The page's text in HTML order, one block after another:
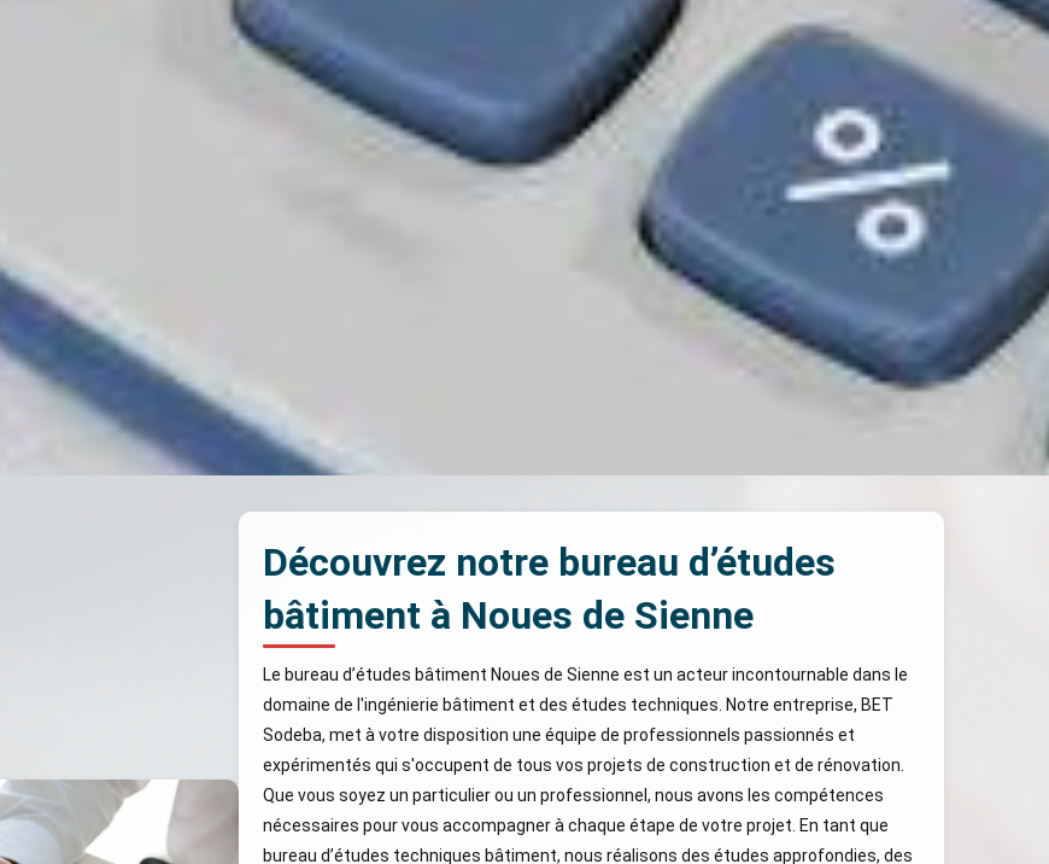
Découvrez notre bureau d’études
bâtiment à Noues de Sienne
Le bureau d’études bâtiment Noues de Sienne est un acteur incontournable dans le
domaine de l'ingénierie bâtiment et des études techniques. Notre entreprise, BET
Sodeba, met à votre disposition une équipe de professionnels passionnés et
expérimentés qui s'occupent de tous vos projets de construction et de rénovation.
Que vous soyez un particulier ou un professionnel, nous avons les compétences
nécessaires pour vous accompagner à chaque étape de votre projet. En tant que
bureau d’études techniques bâtiment, nous réalisons des études approfondies, des